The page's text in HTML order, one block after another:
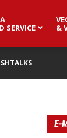
SERVICE &
E-